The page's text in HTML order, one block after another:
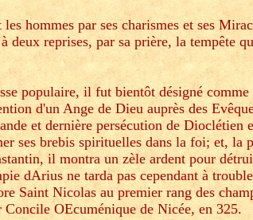
hommes par ses charismes et ses
deux reprises, par sa prière, la tempête
populaire, il fut bientôt désigné
d'un Ange de Dieu auprès des
et dernière persécution de Dioclétien
ses brebis spirituelles dans la foi; et, la
il montra un zèle ardent pour
dArius ne tarda pas cependant à
Saint Nicolas au premier rang des
OEcuménique de Nicée, en 325.